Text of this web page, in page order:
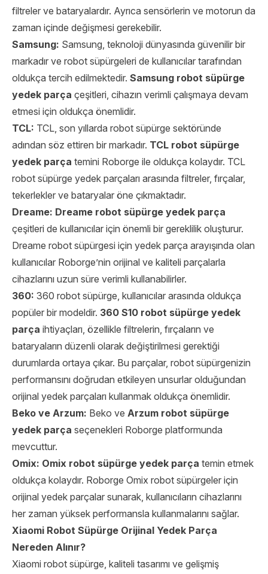
filtreler ve bataryalardır. Ayrıca sensörlerin ve motorun da
zaman içinde değişmesi gerekebilir.
Samsung: Samsung, teknoloji dünyasında güvenilir bir
markadır ve robot süpürgeleri de kullanıcılar tarafından
oldukça tercih edilmektedir. Samsung robot süpürge
yedek parça çeşitleri, cihazın verimli çalışmaya devam
etmesi için oldukça önemlidir.
TCL: TCL, son yıllarda robot süpürge sektöründe
adından söz ettiren bir markadır. TCL robot süpürge
yedek parça temini Roborge ile oldukça kolaydır. TCL
robot süpürge yedek parçaları arasında filtreler, fırçalar,
tekerlekler ve bataryalar öne çıkmaktadır.
Dreame: Dreame robot süpürge yedek parça
çeşitleri de kullanıcılar için önemli bir gereklilik oluşturur.
Dreame robot süpürgesi için yedek parça arayışında olan
kullanıcılar Roborge’nin orijinal ve kaliteli parçalarla
cihazlarını uzun süre verimli kullanabilirler.
360: 360 robot süpürge, kullanıcılar arasında oldukça
popüler bir modeldir. 360 S10 robot süpürge yedek
parça ihtiyaçları, özellikle filtrelerin, fırçaların ve
bataryaların düzenli olarak değiştirilmesi gerektiği
durumlarda ortaya çıkar. Bu parçalar, robot süpürgenizin
performansını doğrudan etkileyen unsurlar olduğundan
orijinal yedek parçaları kullanmak oldukça önemlidir.
Beko ve Arzum: Beko ve Arzum robot süpürge
yedek parça seçenekleri Roborge platformunda
mevcuttur.
Omix: Omix robot süpürge yedek parça temin etmek
oldukça kolaydır. Roborge Omix robot süpürgeler için
orijinal yedek parçalar sunarak, kullanıcıların cihazlarını
her zaman yüksek performansla kullanmalarını sağlar.
Xiaomi Robot Süpürge Orijinal Yedek Parça
Nereden Alınır?
Xiaomi robot süpürge, kaliteli tasarımı ve gelişmiş